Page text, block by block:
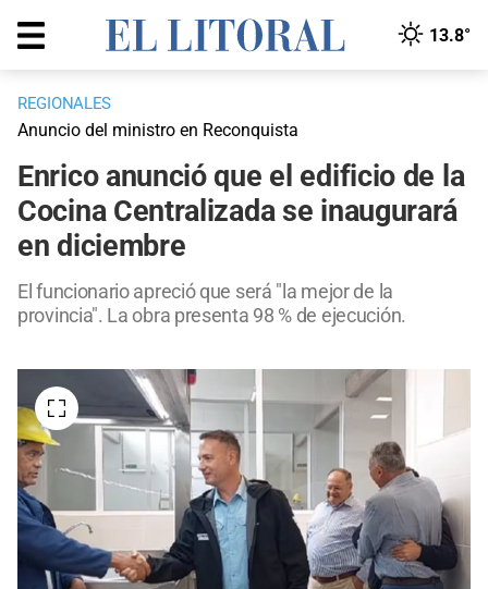
13.8°
REGIONALES
Anuncio del ministro en Reconquista
Enrico anunció que el edificio de la
Cocina Centralizada se inaugurará
en diciembre
El funcionario apreció que será "la mejor de la
provincia". La obra presenta 98 % de ejecución.